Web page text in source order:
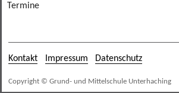
Termine
Kontakt Impressum Datenschutz
Copyright © Grund- und Mittelschule Unterhaching